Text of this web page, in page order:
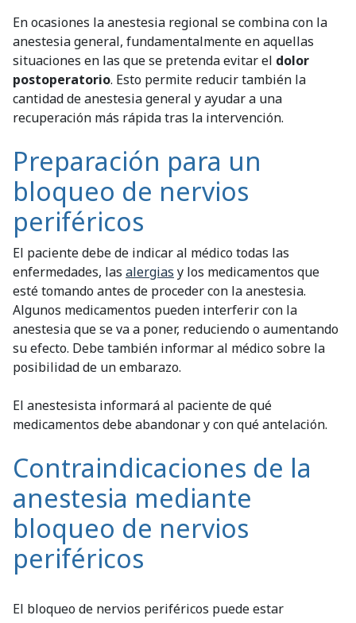
En ocasiones la anestesia regional se combina con la
anestesia general, fundamentalmente en aquellas
situaciones en las que se pretenda evitar el dolor
postoperatorio. Esto permite reducir también la
cantidad de anestesia general y ayudar a una
recuperación más rápida tras la intervención.
Preparación para un
bloqueo de nervios
periféricos
El paciente debe de indicar al médico todas las
enfermedades, las alergias y los medicamentos que
esté tomando antes de proceder con la anestesia.
Algunos medicamentos pueden interferir con la
anestesia que se va a poner, reduciendo o aumentando
su efecto. Debe también informar al médico sobre la
posibilidad de un embarazo.
El anestesista informará al paciente de qué
medicamentos debe abandonar y con qué antelación.
Contraindicaciones de la
anestesia mediante
bloqueo de nervios
periféricos
El bloqueo de nervios periféricos puede estar